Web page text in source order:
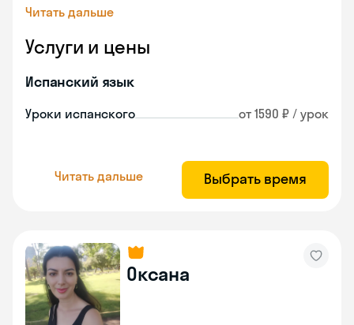
Читать дальше
Услуги и цены
Испанский язык
Уроки испанского от 1590 ₽ / урок
Читать дальше Выбрать время
Оксана